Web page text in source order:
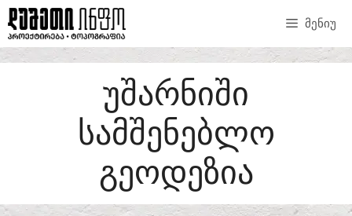
SKIP
TO
CONTENT
ᲛᲔᲜᲘᲣ
ᲣᲨᲐᲠᲜᲘᲨᲘ
ᲡᲐᲛᲨᲔᲜᲔᲑᲚᲝ
ᲒᲔᲝᲓᲔᲖᲘᲐ